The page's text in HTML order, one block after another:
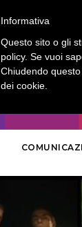
Informativa
Questo sito o gli
policy. Se vuoi
Chiudendo
dei cookie.